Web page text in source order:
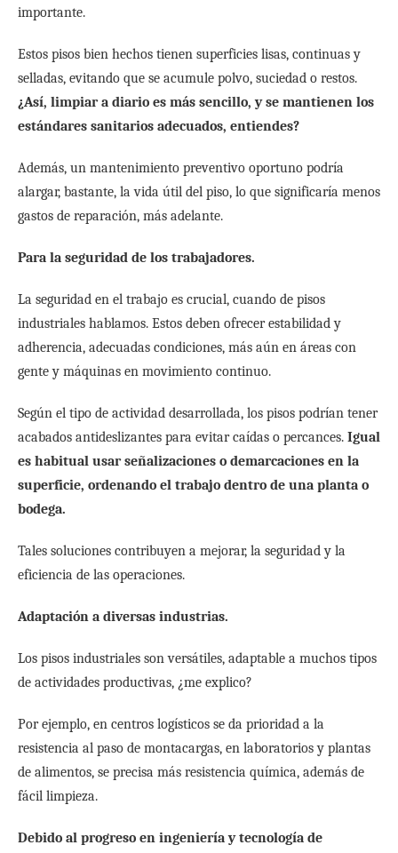
importante.
Estos pisos bien hechos tienen superficies lisas, continuas y
selladas, evitando que se acumule polvo, suciedad o restos.
¿Así, limpiar a diario es más sencillo, y se mantienen los
estándares sanitarios adecuados, entiendes?
Además, un mantenimiento preventivo oportuno podría
alargar, bastante, la vida útil del piso, lo que significaría menos
gastos de reparación, más adelante.
Para la seguridad de los trabajadores.
La seguridad en el trabajo es crucial, cuando de pisos
industriales hablamos. Estos deben ofrecer estabilidad y
adherencia, adecuadas condiciones, más aún en áreas con
gente y máquinas en movimiento continuo.
Según el tipo de actividad desarrollada, los pisos podrían tener
acabados antideslizantes para evitar caídas o percances. Igual
es habitual usar señalizaciones o demarcaciones en la
superficie, ordenando el trabajo dentro de una planta o
bodega.
Tales soluciones contribuyen a mejorar, la seguridad y la
eficiencia de las operaciones.
Adaptación a diversas industrias.
Los pisos industriales son versátiles, adaptable a muchos tipos
de actividades productivas, ¿me explico?
Por ejemplo, en centros logísticos se da prioridad a la
resistencia al paso de montacargas, en laboratorios y plantas
de alimentos, se precisa más resistencia química, además de
fácil limpieza.
Debido al progreso en ingeniería y tecnología de